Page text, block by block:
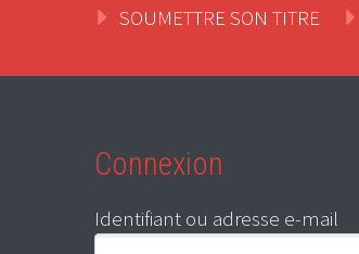
SOUMETTRE SON TITRE
Connexion
Identifiant ou adresse e-mail